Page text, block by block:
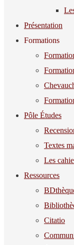
Présentation
Formations
Pôle Études
Textes
Les
Ressources
Citatio